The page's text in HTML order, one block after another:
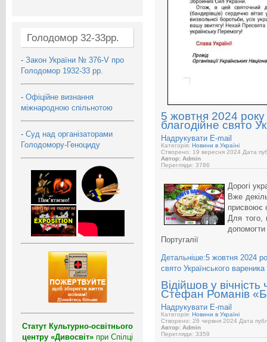
Голодомор 32-33рр.
- Закон України № 376-V про
Голодомор 1932-33 рр.
- Офіційне визнання
міжнародною спільнотою
- Суд над організаторами
Голодомору-Геноциду
Статут Культурно-освітнього
центру «Дивосвіт» при Спілці
5 жовтня 2024
благодійне свято
Надрукувати E-mail
Категорія: Новини в Україні
Створено: 19 вересня 2024 Дата
Автор: Admin
Перегляди: 3786
Дорогі
Вже
присвоює
Для того,
Португалії
Детальніше:5 жовтня 2024
свято Українського вареника
Відійшов у
Стефан Романів
Надрукувати E-mail
Категорія: Новини в Україні
Створено: 26 червня 2024 Дата
Автор: Admin
Перегляди: 3359